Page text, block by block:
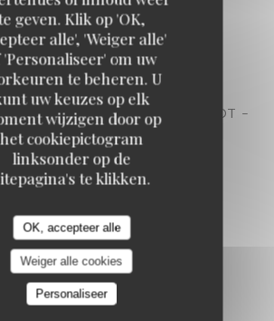
geven. Klik op 'OK,
alle', 'Weiger alle'
'Personaliseer' om uw
te beheren. U
uw keuzes op elk
wijzigen door op
het cookiepictogram
linksonder op de
te klikken.
OK, accepteer alle
Weiger alle cookies
Personaliseer
90,00 EUR
– HERE – DOMAINE TERRES
– VINIFICATION INTÉGRALE
SAUVIGNON, 5% MERLOT –
BIO
75,00 EUR
– CHÂTEAU SAINTE ANNE
GRENACHE, CINSAULT
69,00 EUR